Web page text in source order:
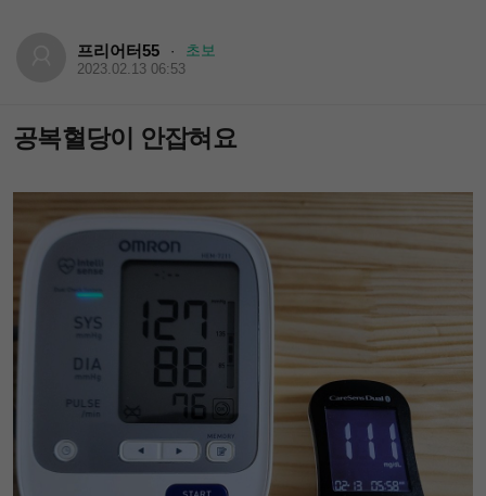
프리어터55 · 초보
2023.02.13 06:53
공복혈당이 안잡혀요